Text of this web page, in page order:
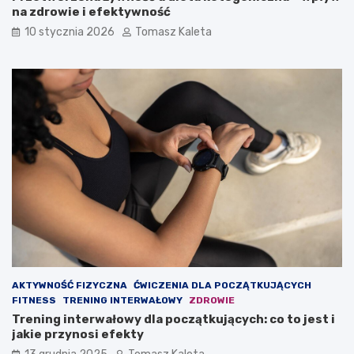
y
b
ć
m
m
n
i
o
w
y
n
u
i
na zdrowie i efektywność
10 stycznia 2026 Tomasz Kaleta
AKTYWNOŚĆ FIZYCZNA ĆWICZENIA DLA POCZĄTKUJĄCYCH
FITNESS
TRENING INTERWAŁOWY ZDROWIE
Trening interwałowy dla początkujących: co to jest i
jakie przynosi efekty